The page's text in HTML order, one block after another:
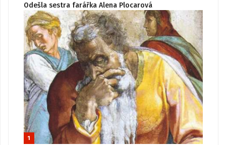
Odešla sestra farářka Alena Plocarová
1